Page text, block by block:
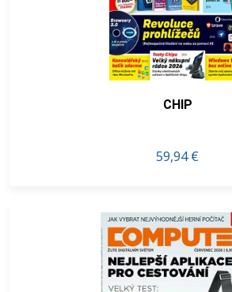
CHIP
59,94 €